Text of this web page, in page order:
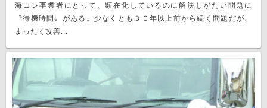
海コン事業者にとって、顕在化しているのに解決しがたい問題に
〝待機時間〟がある。少なくとも３０年以上前から続く問題だが、
まったく改善...